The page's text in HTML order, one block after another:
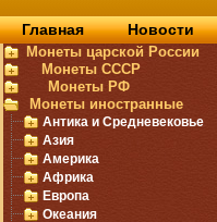
Главная Новости
Монеты царской России
Монеты СССР
Монеты РФ
Монеты иностранные
Антика и Средневековье
Азия
Америка
Африка
Европа
Океания